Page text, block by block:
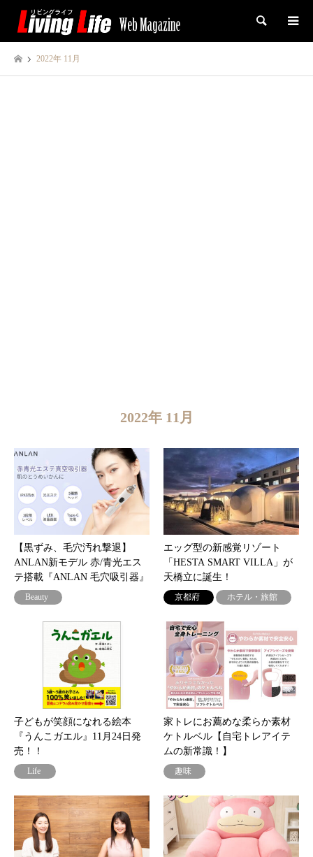
検索
2022年 11月
2022年 11月
【黒ずみ、毛穴汚れ撃退】
ANLAN新モデル 赤/青光エス
テ搭載『ANLAN 毛穴吸引器』
Beauty
エッグ型の新感覚リゾート
「HESTA SMART VILLA」が
天橋立に誕生！
京都府 ホテル・旅館
子どもが笑顔になれる絵本
『うんこガエル』11月24日発
売！！
Life
家トレにお薦めな柔らか素材
ケトルベル【自宅トレアイテ
ムの新常識！】
趣味